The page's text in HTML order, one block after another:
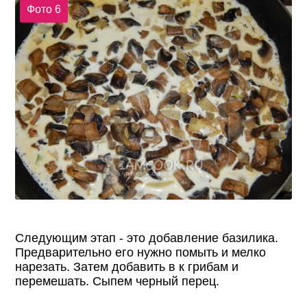
Фото 6
Следующим этап - это добавление базилика.
Предварительно его нужно помыть и мелко
нарезать. Затем добавить в к грибам и
перемешать. Сыпем черный перец.